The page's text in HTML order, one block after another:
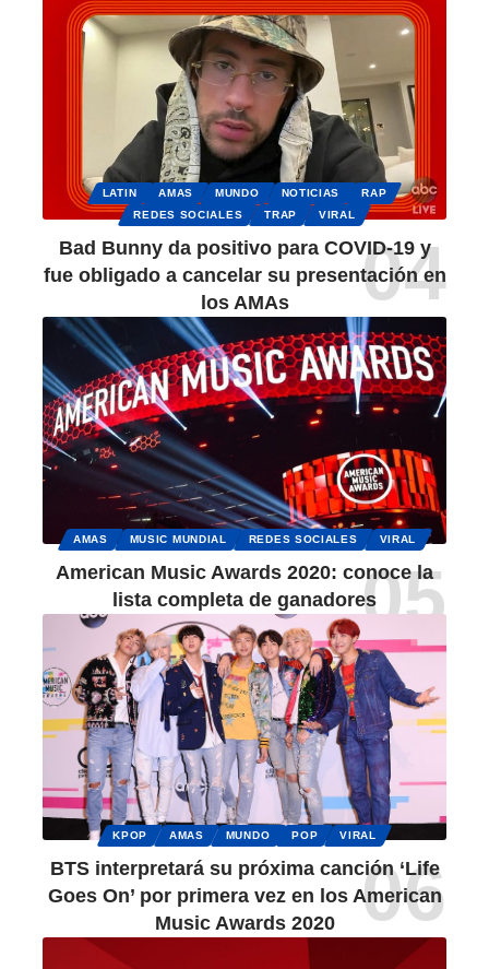
LATIN AMAS MUNDO NOTICIAS
RAP
REDES SOCIALES
TRAP VIRAL
Bad Bunny da positivo para COVID-19 y
fue obligado a cancelar su presentación en
los AMAs
AMAS MUSIC MUNDIAL REDES SOCIALES VIRAL
American Music Awards 2020: conoce la
lista completa de ganadores
KPOP AMAS MUNDO POP VIRAL
BTS interpretará su próxima canción ‘Life
Goes On’ por primera vez en los American
Music Awards 2020